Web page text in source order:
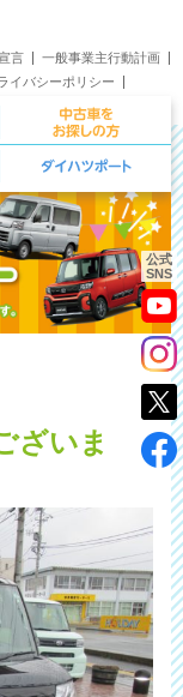
公式
SNS
言
一般事業主行動計画
イバシーポリシー
新車をお探しの方
ご購入ガイド
ざいま